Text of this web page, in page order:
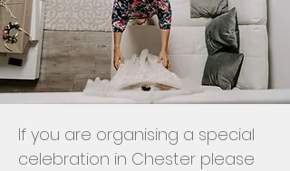
If you are organising a special
celebration in Chester please